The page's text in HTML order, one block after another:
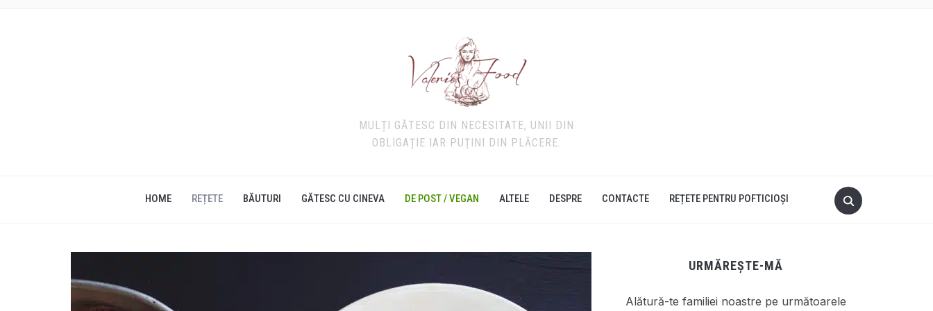
MULȚI GĂTESC DIN NECESITATE, UNII DIN
OBLIGAȚIE IAR PUȚINI DIN PLĂCERE.
HOME REȚETE BĂUTURI GĂTESC CU CINEVA DE POST / VEGAN ALTELE DESPRE CONTACTE REȚETE PENTRU POFTICIOȘI
URMĂREȘTE-MĂ
Alătură-te familiei noastre pe următoarele